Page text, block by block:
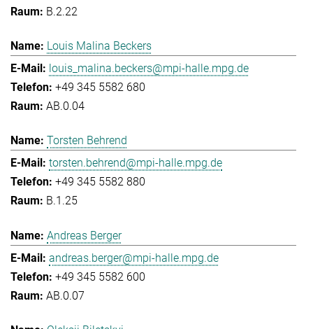
B.2.22
Louis Malina Beckers
louis_malina.beckers@mpi-halle.mpg.de
+49 345 5582 680
AB.0.04
Torsten Behrend
torsten.behrend@mpi-halle.mpg.de
+49 345 5582 880
B.1.25
Andreas Berger
andreas.berger@mpi-halle.mpg.de
+49 345 5582 600
AB.0.07